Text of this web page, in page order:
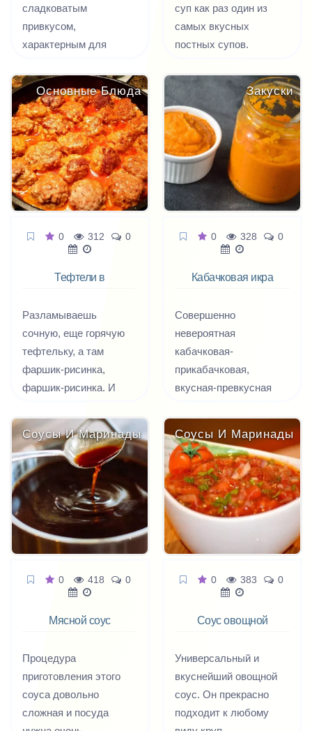
сладковатым
привкусом,
характерным для
классическая начинка
из мясного фарша, а
сверху слой
тянущейся, горячей
моцареллы.
Настоящее
наслаждение,
позволяющее
привычную всем пиццу
суп как раз один из
самых вкусных
постных супов.
Основные Блюда
0 312 0
Тефтели в
Разламываешь
сочную, еще горячую
тефтельку, а там
фаршик-рисинка,
фаршик-рисинка. И
ароматный пар, и
впитавшийся
бархатистый
сметанковый соус с
томатной кислинкой... и
всё это тает во вру,
такое свежее с пылу с
Закуски
0 328 0
Кабачковая икра
Совершенно
невероятная
кабачковая-
прикабачковая,
вкусная-превкусная
мясу. Откушайте
свежеприготовленную
или закрутите на зиму,
чтобы зябким зимним
вечером черпать
ложкой солнышко из
банки
Соусы И Маринады
0 418 0
Мясной соус
Процедура
приготовления этого
соуса довольно
сложная и посуда
Соусы И Маринады
0 383 0
Соус овощной
Универсальный и
вкуснейший овощной
соус. Он прекрасно
подходит к любому